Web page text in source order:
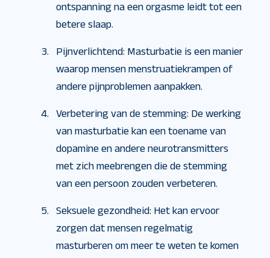
ontspanning na een orgasme leidt tot een
betere slaap.
Pijnverlichtend: Masturbatie is een manier
waarop mensen menstruatiekrampen of
andere pijnproblemen aanpakken.
Verbetering van de stemming: De werking
van masturbatie kan een toename van
dopamine en andere neurotransmitters
met zich meebrengen die de stemming
van een persoon zouden verbeteren.
Seksuele gezondheid: Het kan ervoor
zorgen dat mensen regelmatig
masturberen om meer te weten te komen